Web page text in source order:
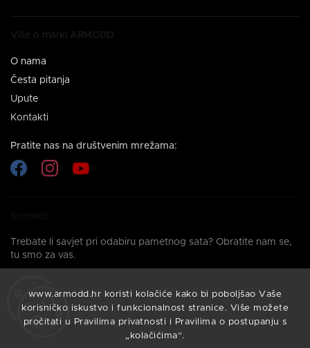
www.armodd.hr koristi kolačiće kako bi poboljšao Vaše
korisničko iskustvo i funkcionalnost stranice. Više možete
pročitati u Pravilima privatnosti i Pravilima o postupanju s
„kolačićima“.
Više o marki ARMODD
O nama
Česta pitanja
Upute
Kontakti
Pratite nas na društvenim mrežama:
Trebate li savjet pri odabiru pametnog sata? Obratite nam se,
tu smo za vas.
Odgovorit ćemo vam u roku od 24 sata.